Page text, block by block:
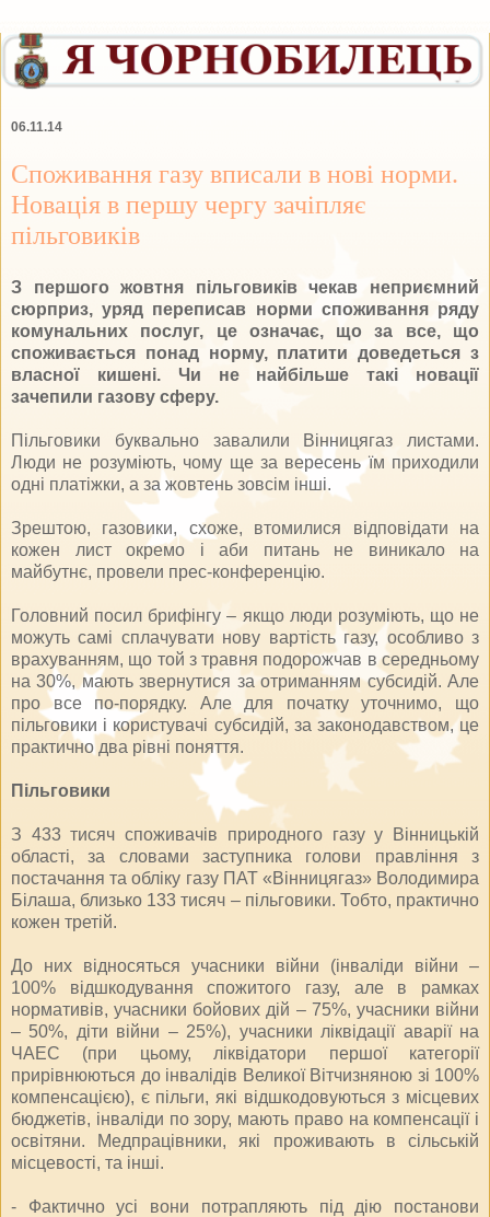
06.11.14
Споживання газу вписали в нові норми.
Новація в першу чергу зачіпляє
пільговиків
З першого жовтня пільговиків чекав неприємний
сюрприз, уряд переписав норми споживання ряду
комунальних послуг, це означає, що за все, що
споживається понад норму, платити доведеться з
власної кишені. Чи не найбільше такі новації
зачепили газову сферу.
Пільговики буквально завалили Вінницягаз листами.
Люди не розуміють, чому ще за вересень їм приходили
одні платіжки, а за жовтень зовсім інші.
Зрештою, газовики, схоже, втомилися відповідати на
кожен лист окремо і аби питань не виникало на
майбутнє, провели прес-конференцію.
Головний посил брифінгу – якщо люди розуміють, що не
можуть самі сплачувати нову вартість газу, особливо з
врахуванням, що той з травня подорожчав в середньому
на 30%, мають звернутися за отриманням субсидій. Але
про все по-порядку. Але для початку уточнимо, що
пільговики і користувачі субсидій, за законодавством, це
практично два рівні поняття.
Пільговики
З 433 тисяч споживачів природного газу у Вінницькій
області, за словами заступника голови правління з
постачання та обліку газу ПАТ «Вінницягаз» Володимира
Білаша, близько 133 тисяч – пільговики. Тобто, практично
кожен третій.
До них відносяться учасники війни (інваліди війни –
100% відшкодування спожитого газу, але в рамках
нормативів, учасники бойових дій – 75%, учасники війни
– 50%, діти війни – 25%), учасники ліквідації аварії на
ЧАЕС (при цьому, ліквідатори першої категорії
прирівнюються до інвалідів Великої Вітчизняною зі 100%
компенсацією), є пільги, які відшкодовуються з місцевих
бюджетів, інваліди по зору, мають право на компенсації і
освітяни. Медпрацівники, які проживають в сільській
місцевості, та інші.
- Фактично усі вони потрапляють під дію постанови